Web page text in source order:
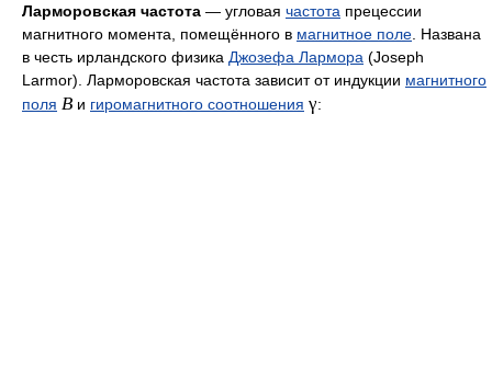
Ларморовская частота — угловая частота прецессии
магнитного момента, помещённого в магнитное поле . Названа
в честь ирландского физика Джозефа Лармора (Joseph
Larmor). Ларморовская частота зависит от индукции магнитного
поля B и гиромагнитного соотношения γ: